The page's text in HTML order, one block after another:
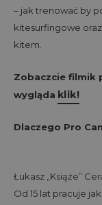
– jak trenować by
kitesurfingowe
kitem.
Zobaczcie filmik
wygląda klik!
Dlaczego Pro
Łukasz „Książe”
Od 15 lat pracuje